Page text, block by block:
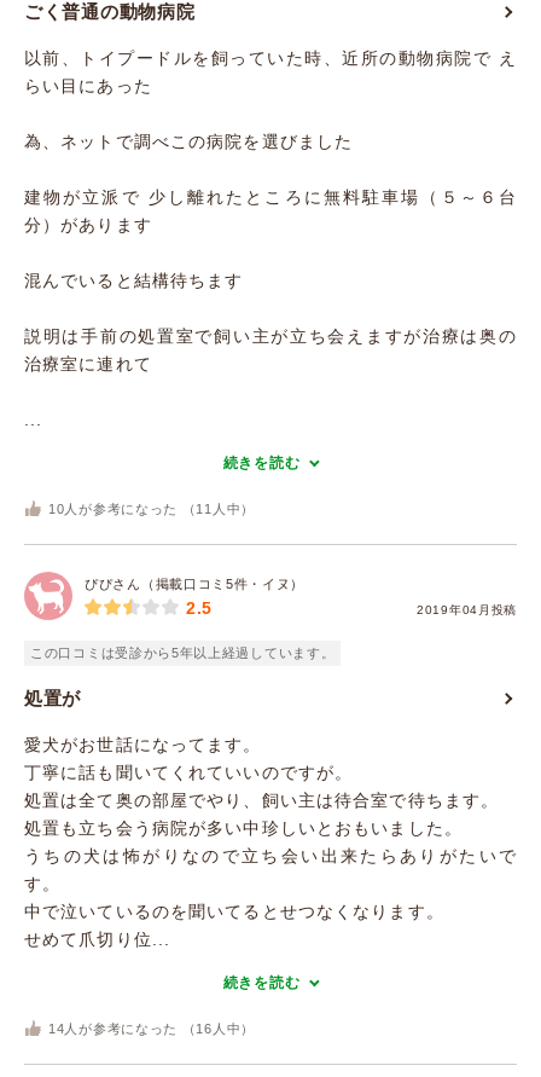
ごく普通の動物病院
以前、トイプードルを飼っていた時、近所の動物病院で え
らい目にあった
為、ネットで調べこの病院を選びました
建物が立派で 少し離れたところに無料駐車場（５～６台
分）があります
混んでいると結構待ちます
説明は手前の処置室で飼い主が立ち会えますが治療は奥の
治療室に連れて
続きを読む
10 人が参考になった （ 11 人中）
ぴぴさん（掲載口コミ5件・イヌ）
2019年04月投稿
2.5
この口コミは受診から5年以上経過しています。
処置が
愛犬がお世話になってます。
丁寧に話も聞いてくれていいのですが。
処置は全て奥の部屋でやり、飼い主は待合室で待ちます。
処置も立ち会う病院が多い中珍しいとおもいました。
うちの犬は怖がりなので立ち会い出来たらありがたいで
す。
中で泣いているのを聞いてるとせつなくなります。
せめて爪切り位...
続きを読む
14 人が参考になった （ 16 人中）